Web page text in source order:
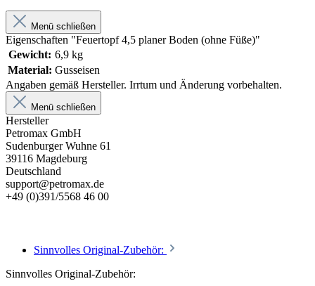
Menü schließen
Eigenschaften "Feuertopf 4,5 planer Boden (ohne Füße)"
Gewicht: 6,9 kg
Material: Gusseisen
Angaben gemäß Hersteller. Irrtum und Änderung vorbehalten.
Menü schließen
Hersteller
Petromax GmbH
Sudenburger Wuhne 61
39116 Magdeburg
Deutschland
support@petromax.de
+49 (0)391/5568 46 00
Sinnvolles Original-Zubehör:
Sinnvolles Original-Zubehör: